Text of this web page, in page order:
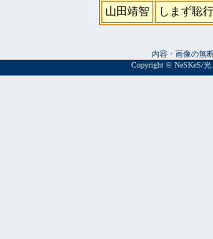
山田靖智 しまず聡行
内容・画像の無
Copyright © NeSKeS/